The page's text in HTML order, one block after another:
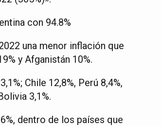
con 94.8%
una menor inflación que
y Afganistán 10%.
Chile 12,8%, Perú 8,4%,
3,1%.
dentro de los países que